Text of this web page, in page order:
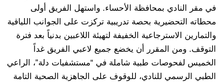
في مقر النادي بمحافظة الأحساء. واستهل الفريق أولى
محطاته التحضيرية بحصة تدريبية تركزت على الجوانب اللياقية
والتمارين الاسترجاعية الخفيفة لتهيئة اللاعبين بدنياً بعد فترة
التوقف. ومن المقرر أن يخضع جميع لاعبي الفريق غداً
الخميس لفحوصات طبية شاملة في “مستشفيات دلة”، الراعي
الطبي الرسمي للنادي، للوقوف على الجاهزية الصحية التامة